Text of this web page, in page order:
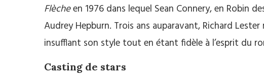
Flècheen 1976 dans lequel Sean Connery, en Robin
Audrey Hepburn. Trois ans auparavant, Richard
insufflant son style tout en étant fidèle à l’esprit du
Casting de stars